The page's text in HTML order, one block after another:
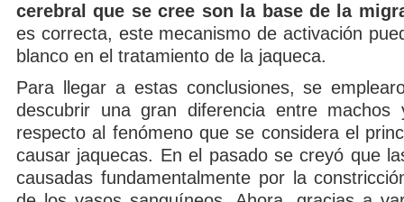
cerebral que se cree son la base de la
es correcta, este mecanismo de activación
blanco en el tratamiento de la jaqueca.
Para llegar a estas conclusiones, se
descubrir una gran diferencia entre machos
respecto al fenómeno que se considera el
causar jaquecas. En el pasado se creyó que
causadas fundamentalmente por la